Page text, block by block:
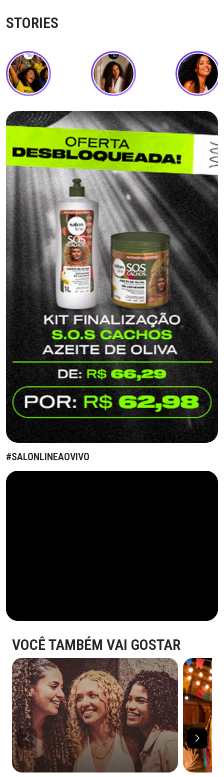
STORIES
#SALONLINEAOVIVO
VOCÊ TAMBÉM VAI GOSTAR